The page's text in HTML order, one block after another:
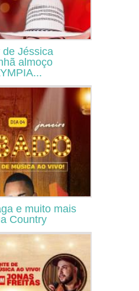
Jéssica
almoço
e muito mais
Country